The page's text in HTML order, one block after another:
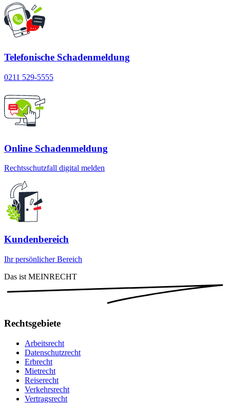
Telefonische Schadenmeldung
0211 529-5555
Online Schadenmeldung
Rechtsschutzfall digital melden
Kundenbereich
Ihr persönlicher Bereich
Das ist MEINRECHT
Rechtsgebiete
Arbeitsrecht
Datenschutzrecht
Erbrecht
Mietrecht
Reiserecht
Verkehrsrecht
Vertragsrecht